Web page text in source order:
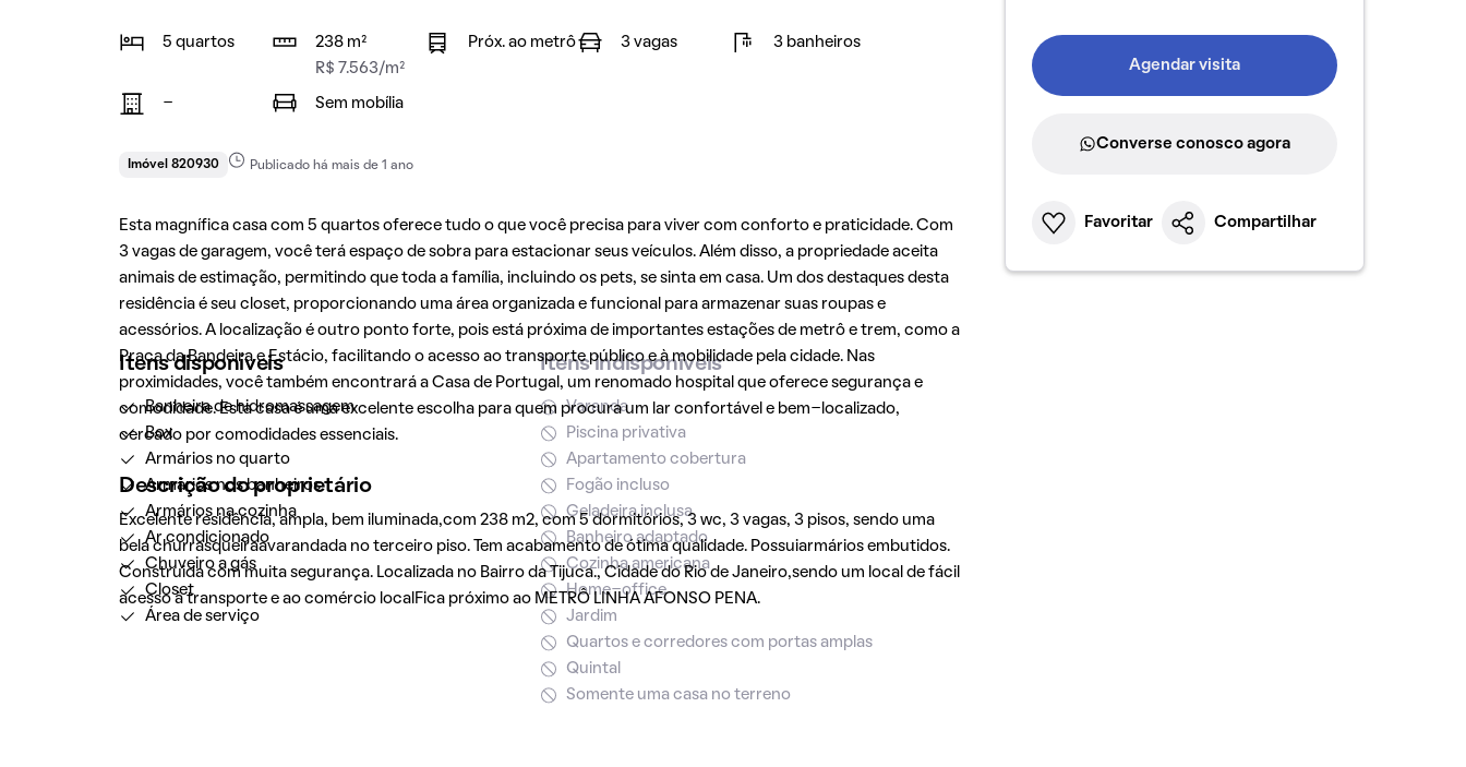
5 quartos
238 m²
R$ 7.563/m²
Próx. ao metrô 3 vagas 3 banheiros
- Sem mobília
Imóvel 820930 Publicado há mais de 1 ano
Esta magnífica casa com 5 quartos oferece tudo o que você precisa para viver com conforto e praticidade. Com
3 vagas de garagem, você terá espaço de sobra para estacionar seus veículos. Além disso, a propriedade aceita
animais de estimação, permitindo que toda a família, incluindo os pets, se sinta em casa. Um dos destaques desta
residência é seu closet, proporcionando uma área organizada e funcional para armazenar suas roupas e
acessórios. A localização é outro ponto forte, pois está próxima de importantes estações de metrô e trem, como a
Praça da Bandeira e Estácio, facilitando o acesso ao transporte público e à mobilidade pela cidade. Nas
proximidades, você também encontrará a Casa de Portugal, um renomado hospital que oferece segurança e
comodidade. Esta casa é uma excelente escolha para quem procura um lar confortável e bem-localizado,
cercado por comodidades essenciais.
Descrição do proprietário
Excelente residência, ampla, bem iluminada,com 238 m2, com 5 dormitórios, 3 wc, 3 vagas, 3 pisos, sendo uma
bela churrasqueiraavarandada no terceiro piso. Tem acabamento de ótima qualidade. Possuiarmários embutidos.
Construida com muita segurança. Localizada no Bairro da Tijuca., Cidade do Rio de Janeiro,sendo um local de fácil
acesso à transporte e ao comércio localFica próximo ao METRÔ LINHA AFONSO PENA.
Itens disponíveis
Banheira de hidromassagem
Box
Armários no quarto
Armários nos banheiros
Armários na cozinha
Ar condicionado
Chuveiro a gás
Closet
Área de serviço
Itens indisponíveis
Varanda
Piscina privativa
Apartamento cobertura
Fogão incluso
Geladeira inclusa
Banheiro adaptado
Cozinha americana
Home-office
Jardim
Quartos e corredores com portas amplas
Quintal
Somente uma casa no terreno
Agendar visita
Converse conosco agora
Favoritar Compartilhar